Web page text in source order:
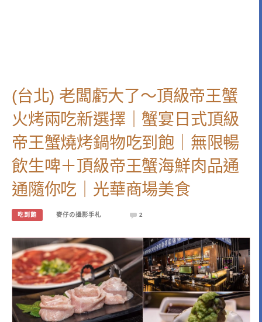
(台北) 老闆虧大了～頂級帝王蟹
火烤兩吃新選擇｜蟹宴日式頂級
帝王蟹燒烤鍋物吃到飽｜無限暢
飲生啤＋頂級帝王蟹海鮮肉品通
通隨你吃｜光華商場美食
吃到飽 麥仔の攝影手札 2